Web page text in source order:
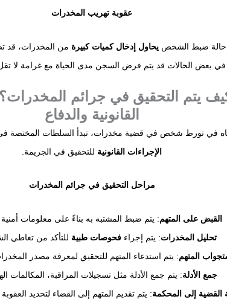
عقوبة تهريب المخدرات
ضبط الشخص يحاول إدخال كميات كبيرة من المخدرات، قد
في بعض الحالات قد يتم فرض السجن مدى الحياة مع غرامة لا
يتم التحقيق في جرائم
القانونية والدفاع
في تورط شخص في قضية مخدرات، تبدأ السلطات المختصة
الإجراءات القانونية للتحقيق في الجريمة.
مراحل التحقيق في جرائم المخدرات
القبض على المتهم: يتم ضبط المشتبه به بناءً على معلومات أمنية
تحليل المخدرات: يتم إجراء فحوصات طبية للتأكد من تعاطي
المتهم: يتم استدعاء المتهم للتحقيق لمعرفة مصدر
جمع الأدلة: يتم جمع الأدلة مثل تسجيلات المراقبة، المكالمات
القضية إلى المحكمة: يتم تقديم المتهم إلى القضاء لتحديد العقوبة